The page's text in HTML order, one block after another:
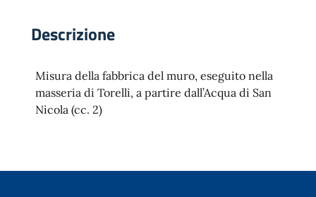
Descrizione
Misura della fabbrica del muro, eseguito nella
masseria di Torelli, a partire dall’Acqua di San
Nicola (cc. 2)